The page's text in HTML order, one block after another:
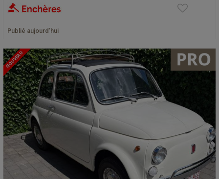
Publié aujourd'hui
NOUVEAU